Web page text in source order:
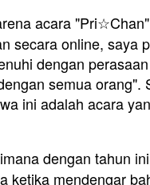
acara
secara online, saya
dengan
semua orang".
ini adalah acara
dengan tahun
ketika mendengar